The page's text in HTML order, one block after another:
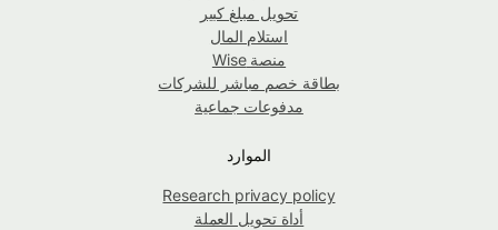
تحويل مبلغ كبير
استلام المال
منصة Wise
بطاقة خصم مباشر للشركات
مدفوعات جماعية
الموارد
Research privacy policy
أداة تحويل العملة